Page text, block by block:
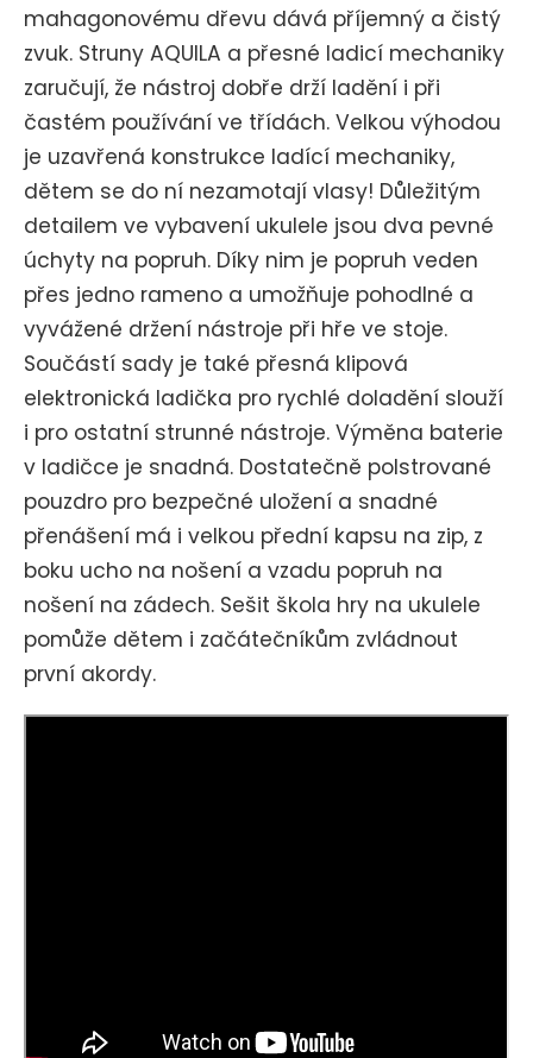
mahagonovému dřevu dává příjemný a čistý
zvuk. Struny AQUILA a přesné ladicí mechaniky
zaručují, že nástroj dobře drží ladění i při
častém používání ve třídách. Velkou výhodou
je uzavřená konstrukce ladící mechaniky,
dětem se do ní nezamotají vlasy! Důležitým
detailem ve vybavení ukulele jsou dva pevné
úchyty na popruh. Díky nim je popruh veden
přes jedno rameno a umožňuje pohodlné a
vyvážené držení nástroje při hře ve stoje.
Součástí sady je také přesná klipová
elektronická ladička pro rychlé doladění slouží
i pro ostatní strunné nástroje. Výměna baterie
v ladičce je snadná. Dostatečně polstrované
pouzdro pro bezpečné uložení a snadné
přenášení má i velkou přední kapsu na zip, z
boku ucho na nošení a vzadu popruh na
nošení na zádech. Sešit škola hry na ukulele
pomůže dětem i začátečníkům zvládnout
první akordy.